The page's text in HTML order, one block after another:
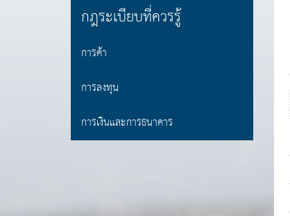
กฎระเบียบที่ควรรู้
การค้า
การลงทุน
การเงินและการธนาคาร